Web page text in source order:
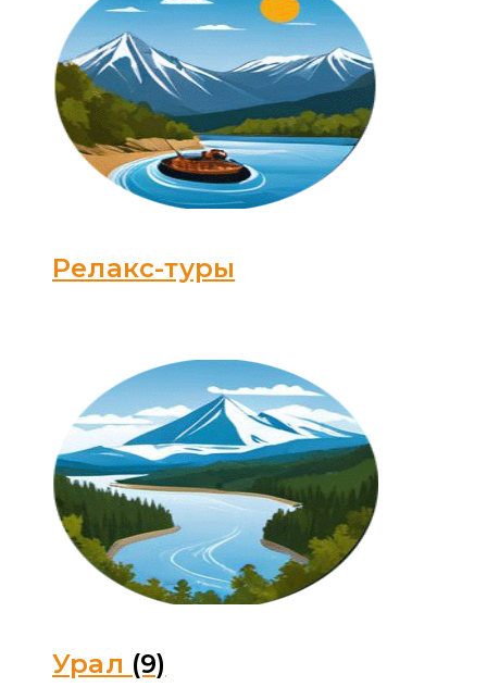
Релакс-туры
Урал (9)